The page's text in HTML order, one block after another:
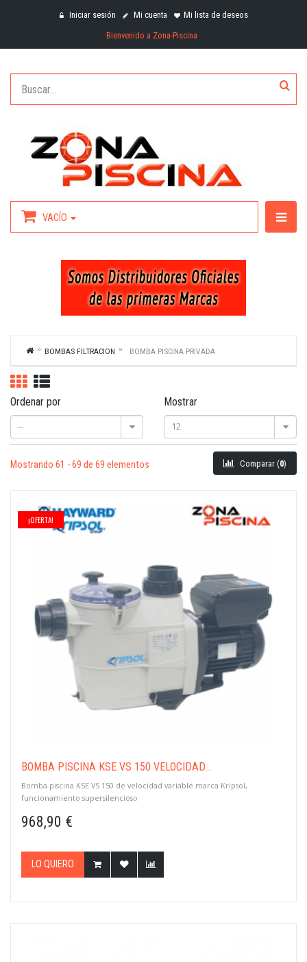
Iniciar sesión Mi cuenta
Mi lista de deseos
Bienvenido a Zona-Piscina
VACÍO
BOMBAS FILTRACION BOMBA PISCINA PRIVADA
Ordenar por
--
Mostrar
12
Mostrando 61 - 69 de 69 elementos Comparar (0)
¡OFERTA!
BOMBA PISCINA KSE VS 150 VELOCIDAD...
Bomba piscina KSE VS 150 de velocidad variable marca Kripsol,
funcionamiento supersilencioso
968,90 €
LO QUIERO